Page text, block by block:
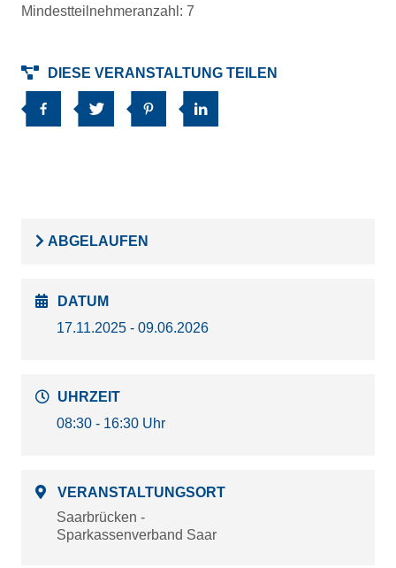
Mindestteilnehmeranzahl: 7
DIESE VERANSTALTUNG TEILEN
ABGELAUFEN
DATUM
17.11.2025 - 09.06.2026
UHRZEIT
08:30 - 16:30 Uhr
VERANSTALTUNGSORT
Saarbrücken -
Sparkassenverband Saar